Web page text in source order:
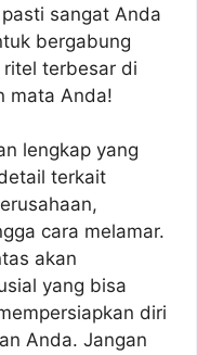
sangat Anda
bergabung
terbesar di
mata Anda!
lengkap yang
terkait
cara melamar.
akan
yang bisa
diri
Anda. Jangan